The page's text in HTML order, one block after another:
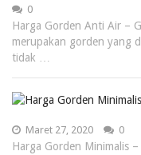
0
Harga Gorden Anti Air –
merupakan gorden yang
tidak …
Maret 27, 2020 0
Harga Gorden Minimalis